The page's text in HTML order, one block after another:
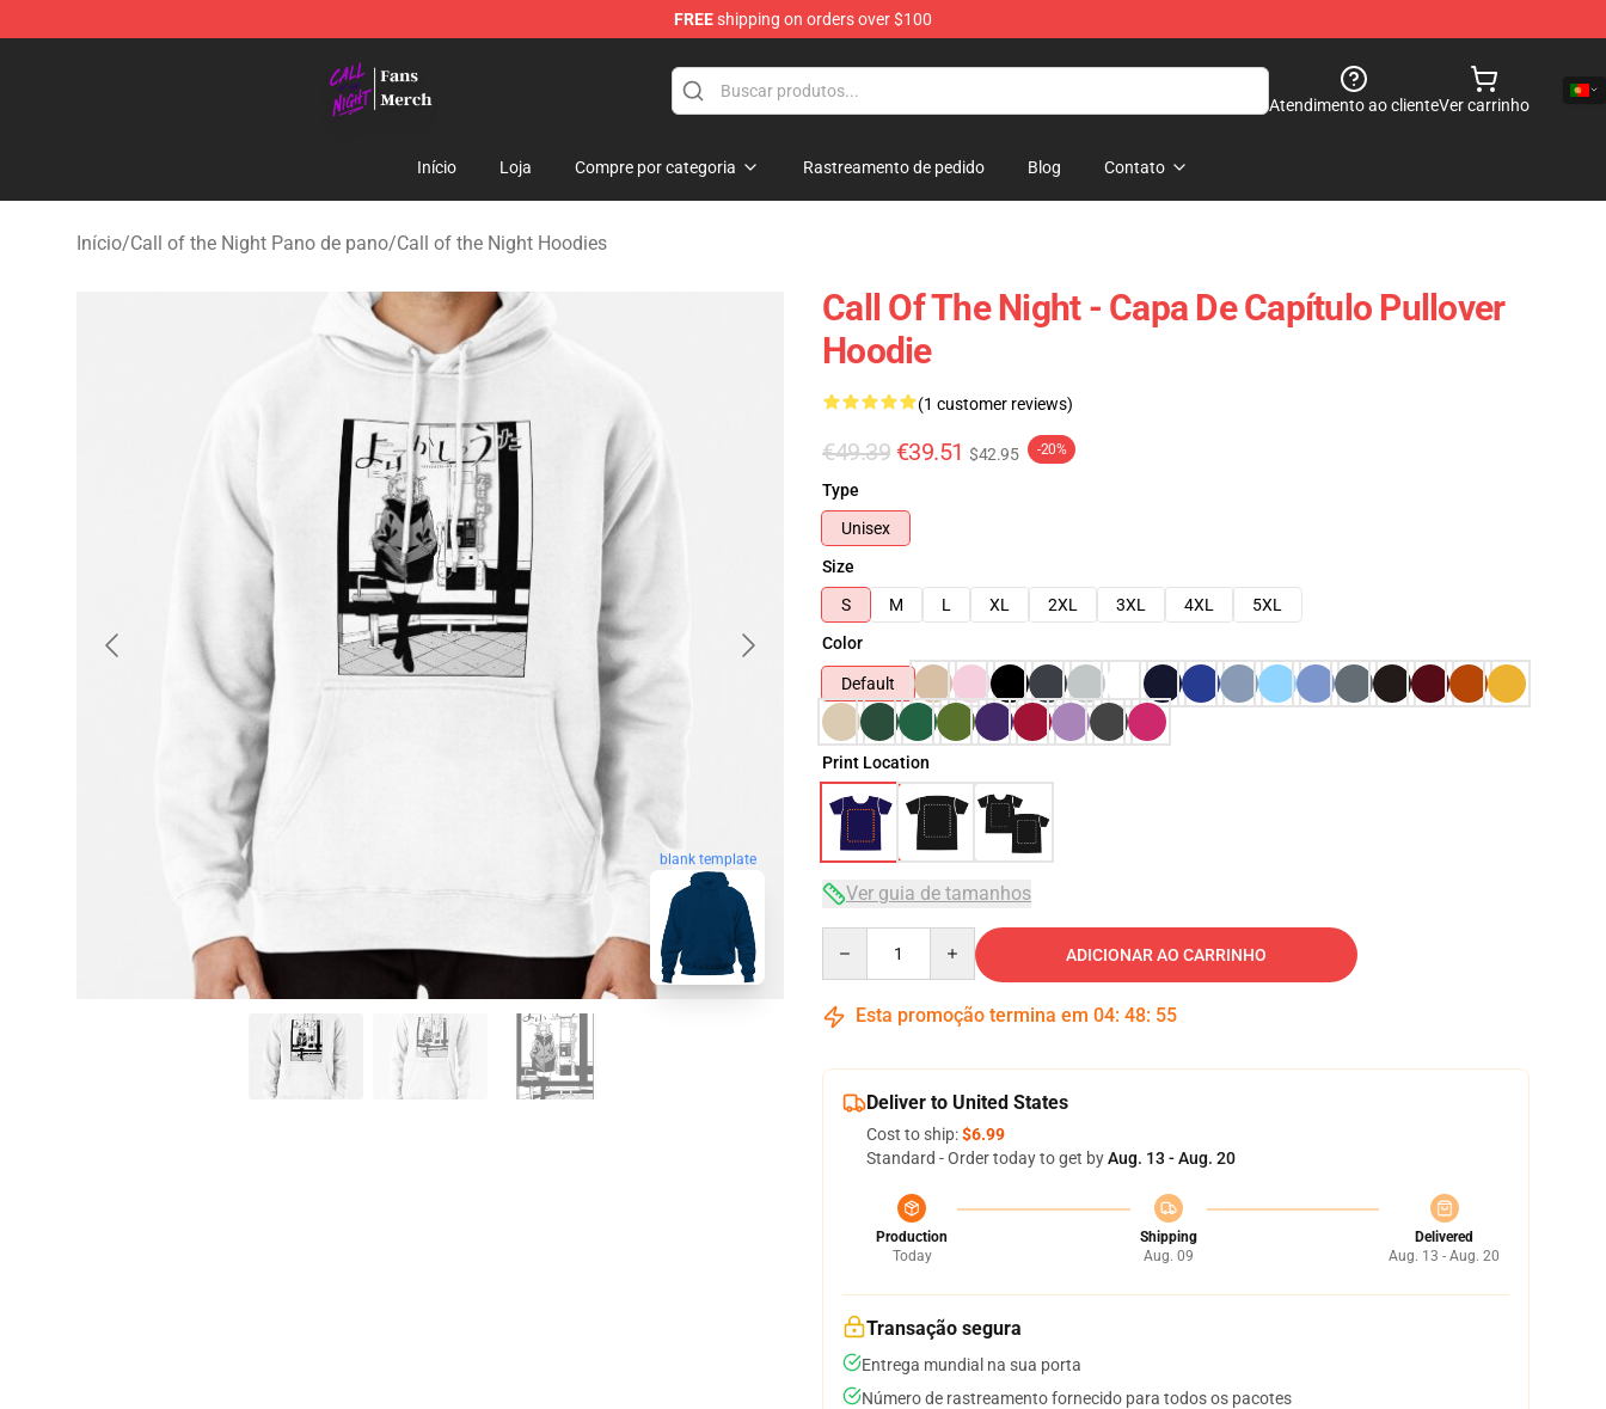
FREEshipping on orders over $100
Atendimento ao clienteVer carrinho
Início Loja Compre por categoria Rastreamento de pedido Blog Contato
Início/Call of the Night Pano de pano/Call of the Night Hoodies
blank template
Call Of The Night - Capa De Capítulo Pullover
Hoodie
(1 customer reviews)
€49.39 €39.51 $42.95 -20%
Type
Unisex
Size
S
M L XL 2XL 3XL 4XL
5XL
Color
Default
Print Location
Ver guia de tamanhos
ADICIONAR AO CARRINHO
Esta promoção termina em 04: 48: 54
Deliver to United States
Cost to ship:$6.99
Standard - Order today to get byAug. 13 - Aug. 20
Production
Today
Shipping
Aug. 09
Delivered
Aug. 13 - Aug. 20
Transação segura
Entrega mundial na sua porta
Número de rastreamento fornecido para todos os pacotes